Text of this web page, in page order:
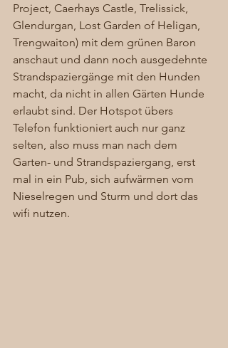
Project, Caerhays Castle, Trelissick,
Glendurgan, Lost Garden of Heligan,
Trengwaiton) mit dem grünen Baron
anschaut und dann noch ausgedehnte
Strandspaziergänge mit den Hunden
macht, da nicht in allen Gärten Hunde
erlaubt sind. Der Hotspot übers
Telefon funktioniert auch nur ganz
selten, also muss man nach dem
Garten- und Strandspaziergang, erst
mal in ein Pub, sich aufwärmen vom
Nieselregen und Sturm und dort das
wifi nutzen.